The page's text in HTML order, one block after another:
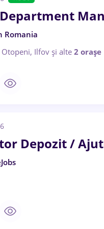
Romania
Otopeni, Ilfov și alte 2 orașe
Depozit /